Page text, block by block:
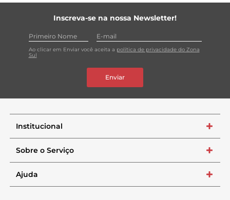
Inscreva-se na nossa Newsletter!
Ao clicar em Enviar você aceita a política de privacidade do Zona
Sul
Enviar
Institucional +
Sobre o Serviço +
Ajuda +